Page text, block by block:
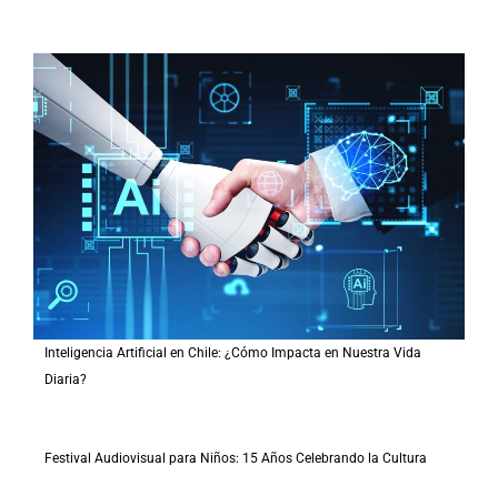
Inteligencia Artificial en Chile: ¿Cómo Impacta en Nuestra Vida
Diaria?
Festival Audiovisual para Niños: 15 Años Celebrando la Cultura